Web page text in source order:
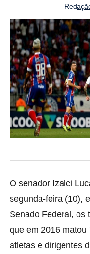
O senador Izalci
segunda-feira (10),
Senado Federal, os
que em 2016 matou
atletas e dirigentes